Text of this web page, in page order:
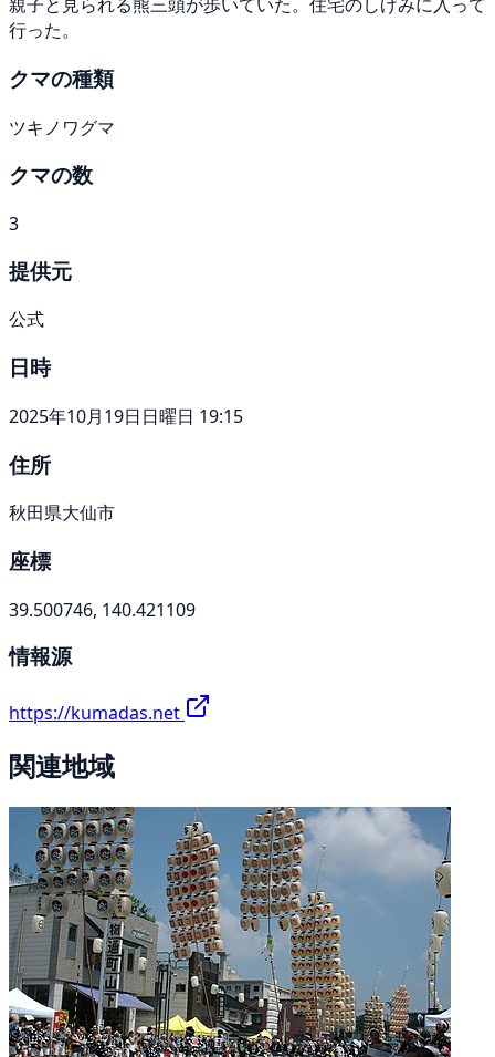
行った。
クマの種類
ツキノワグマ
クマの数
3
提供元
公式
日時
2025年10月19日日曜日 19:15
住所
秋田県大仙市
座標
39.500746, 140.421109
情報源
https://kumadas.net
関連地域